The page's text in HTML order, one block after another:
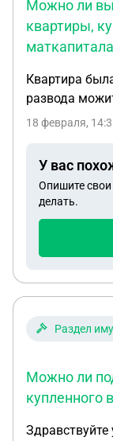
Можно ли
квартиры,
Квартира
развода
18 февраля,
У вас
Опишите
делать.
Раздел
Можно ли
купленного